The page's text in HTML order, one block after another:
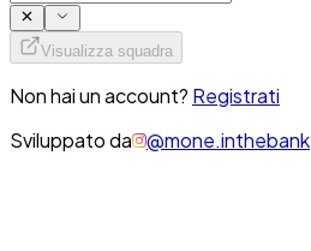
Visualizza squadra
Non hai un account? Registrati
Sviluppato da
@mone.inthebank